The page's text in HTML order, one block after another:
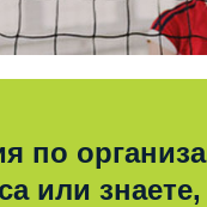
по
или знаете,